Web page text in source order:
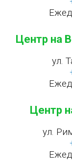
Центр на
ул.
Центр
ул.